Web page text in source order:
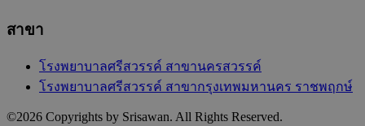
สาขา
โรงพยาบาลศรีสวรรค์ สาขานครสวรรค์
โรงพยาบาลศรีสวรรค์ สาขากรุงเทพมหานคร ราชพฤกษ์
©2026 Copyrights by Srisawan. All Rights Reserved.